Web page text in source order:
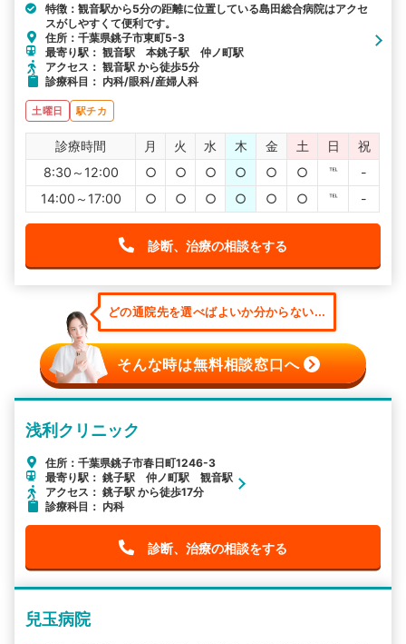
特徴：観音駅から5分の距離に位置している島田総合病院はアクセ
スがしやすくて便利です。
住所：千葉県銚子市東町5-3
最寄り駅： 観音駅 本銚子駅 仲ノ町駅
アクセス： 観音駅 から徒歩5分
診療科目： 内科/眼科/産婦人科
土曜日 駅チカ
診療時間 月 火 水 木 金 土 日
祝
8:30～12:00
○ ○ ○ ○ ○ ○ ℡
-
14:00～17:00
○ ○ ○ ○ ○ ○ ℡ -
診断、治療の相談をする
どの通院先を選べばよいか分からない...
そんな時は無料相談窓口へ
浅利クリニック
住所：千葉県銚子市春日町1246-3
最寄り駅： 銚子駅 仲ノ町駅 観音駅
アクセス： 銚子駅 から徒歩17分
診療科目： 内科
診断、治療の相談をする
兒玉病院